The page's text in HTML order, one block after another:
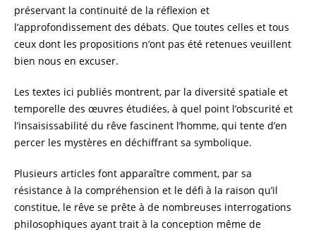
préservant la continuité de la réflexion et
l’approfondissement des débats. Que toutes celles et tous
ceux dont les propositions n’ont pas été retenues veuillent
bien nous en excuser.
Les textes ici publiés montrent, par la diversité spatiale et
temporelle des œuvres étudiées, à quel point l’obscurité et
l’insaisissabilité du rêve fascinent l’homme, qui tente d’en
percer les mystères en déchiffrant sa symbolique.
Plusieurs articles font apparaître comment, par sa
résistance à la compréhension et le défi à la raison qu’il
constitue, le rêve se prête à de nombreuses interrogations
philosophiques ayant trait à la conception même de